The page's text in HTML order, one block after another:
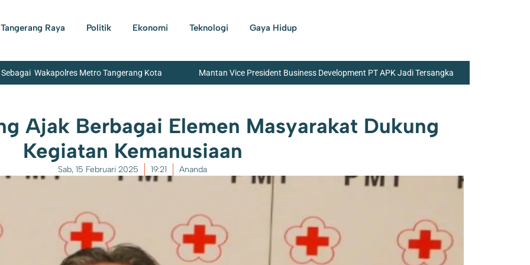
Tangerang Raya Politik Ekonomi Teknologi Gaya Hidup
Wakapolres Metro Tangerang Kota Mantan Vice President Business Development PT APK Jadi Tersangka
Pusat Maraknya Curanmor di Perumnas Tangerang Meresahkan Warga Tingkatkan Imunitas
A Gratis pada Bayi
Ajak Berbagai Elemen Masyarakat Dukung
Kegiatan Kemanusiaan
Sab, 15 Februari 2025 19:21 Ananda